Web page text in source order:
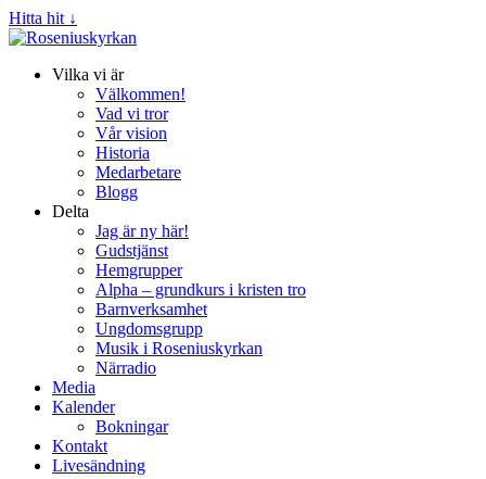
Hitta hit ↓
Vilka vi är
Välkommen!
Vad vi tror
Vår vision
Historia
Medarbetare
Blogg
Delta
Jag är ny här!
Gudstjänst
Hemgrupper
Alpha – grundkurs i kristen tro
Barnverksamhet
Ungdomsgrupp
Musik i Roseniuskyrkan
Närradio
Media
Kalender
Bokningar
Kontakt
Livesändning